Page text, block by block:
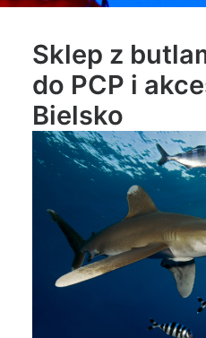
Sklep z
do PCP i
Bielsko